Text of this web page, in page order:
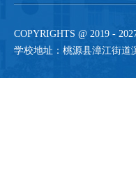
COPYRIGHTS @ 2019 -
学校地址：桃源县漳江街道